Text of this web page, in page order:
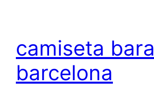
camiseta bara
barcelona